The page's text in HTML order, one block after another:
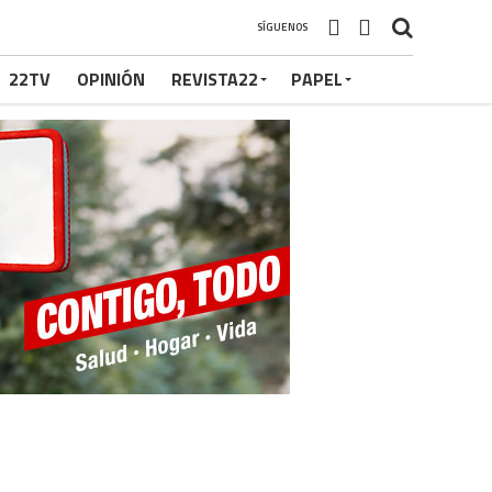
SÍGUENOS
22TV OPINIÓN REVISTA22 PAPEL